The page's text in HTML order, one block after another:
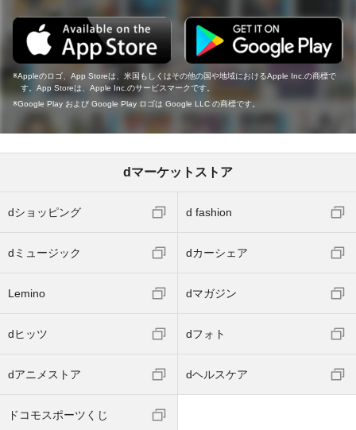
Appleのロゴ、App Storeは、米国もしくはその他の国や地域におけるApple Inc.の商標で
す。App Storeは、Apple Inc.のサービスマークです。
Google Play および Google Play ロゴは Google LLC の商標です。
dマーケットストア
dショッピング d fashion
dミュージック dカーシェア
Lemino dマガジン
dヒッツ dフォト
dアニメストア dヘルスケア
ドコモスポーツくじ